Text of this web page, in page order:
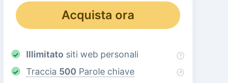
Acquista ora
Illimitato siti web personali
Traccia 500 Parole chiave